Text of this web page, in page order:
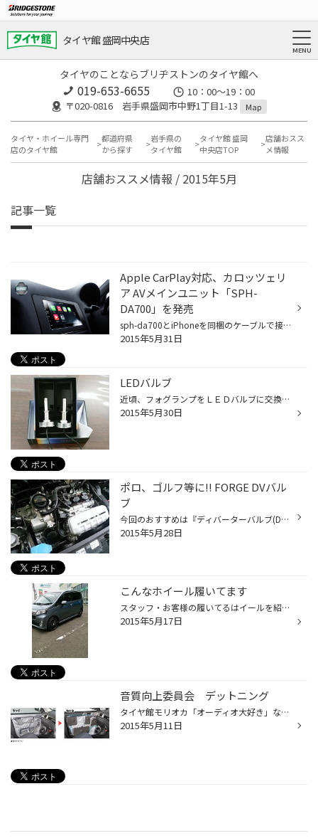
タイヤ館 盛岡中央店
タイヤのことならブリヂストンのタイヤ館へ
019-653-6655
10：00～19：00
〒020-0816 岩手県盛岡市中野1丁目1-13
Map
タイヤ・ホイール専門
店のタイヤ館
都道府県
から探す
岩手県の
タイヤ館
タイヤ館 盛岡
中央店TOP
店舗おスス
メ情報
店舗おススメ情報 / 2015年5月
記事一覧
Apple CarPlay対応、カロッツェリ
ア AVメインユニット「SPH-
DA700」を発売
sph-da700とiPhoneを同梱のケーブルで接続すると、iPhoneのSiri（音声認識技術）を使った音声コントロールと本機のタッチパネル操作で、マップ、通話、メッセージの送受信を簡単にできるほか、音楽などを楽しめます。 また、当社独自の楽曲解析技術とミックス技術により、“音楽をノンストップミック...
2015年5月31日
LEDバルブ
近頃、フォグランプをＬＥＤバルブに交換する作業がとても多くなってきました。 やはり、安全に関るライト類は明るいに越したことはありません。 今までヘッドライトを明るくすると言えばＨＩＤが主流でしたが、最近では純正で ＬＥＤヘッドライトが採用される...
2015年5月30日
ポロ、ゴルフ等に!! FORGE DVバル
ブ
今回のおすすめは『ディバーターバルブ(DVバルブ)』です。 リサキュレーションバルブ、ブローオフバルブ、カットオフバルブともいいます。 『DVバルブ』にはアクセルオン・オフで開閉するバルブがついており、 ターボチャージャー間で行き場のなくなった過給圧をバルブを開いて逃がし、タービンの保...
2015年5月28日
こんなホイール履いてます
スタッフ・お客様の履いてるはイールを紹介しまーす 軽自動車も15・16インチが標準化されて純正サイズでも ホイールの選択肢が増えて、ホイール選びが楽しいですね。 暖かくなってきました、カッコつけてでかけましょ。（＾＾）/ 写真が下手でごめんなさい…
2015年5月17日
音質向上委員会 デットニング
タイヤ館モリオカ「オーディオ大好き」な人の勝手なコメントです。 デッドニングって一口に言うが意外に奥が深く、一流のショップの人たちになると 張り方でわざと響きをコントロールしたり、スピーカーのスパイダーやダンパーの強さを考慮して、材質を選んだり、あえて...
2015年5月11日